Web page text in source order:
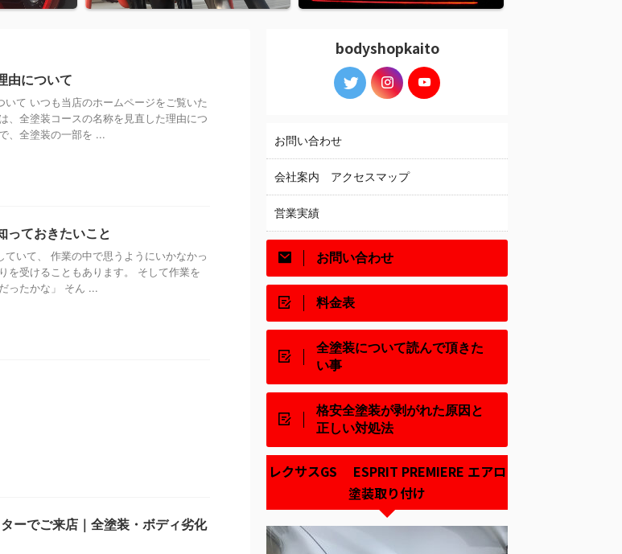
由について
て いつも当店のホームページをご覧いた
、全塗装コースの名称を見直した理由につ
、全塗装の一部を ...
っておきたいこと
いて、 作業の中で思うようにいかなかっ
を受けることもあります。 そして作業を
ったかな」 そん ...
ーでご来店｜全塗装・ボディ劣化
bodyshopkaito
お問い合わせ
会社案内 アクセスマップ
営業実績
お問い合わせ
料金表
全塗装について読んで頂きた
い事
格安全塗装が剥がれた原因と
正しい対処法
レクサスGS ESPRIT PREMIERE エアロ
塗装取り付け